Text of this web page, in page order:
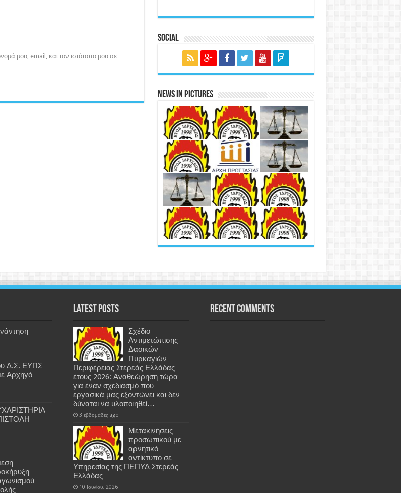
μου, email, και τον ιστότοπο μου σε
Social
News in Pictures
Δ.Σ. ΕΥΠΣ
Αρχηγό
Latest Posts
Σχέδιο
Αντιμετώπισης
Δασικών
Πυρκαγιών
Περιφέρειας Στερεάς Ελλάδας
έτους 2026: Αναθεώρηση τώρα
για έναν σχεδιασμό που
εργασικά μας εξοντώνει και δεν
δύναται να υλοποιηθεί…
3 εβδομάδες ago
Μετακινήσεις
προσωπικού με
αρνητικό
αντίκτυπο σε
Υπηρεσίας της ΠΕΠΥΔ Στερεάς
Ελλάδας
10 Ιουνίου, 2026
Recent Comments